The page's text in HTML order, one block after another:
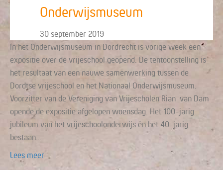
Onderwijsmuseum
30 september 2019
In het Onderwijsmuseum in Dordrecht is vorige week een
expositie over de vrijeschool geopend. De tentoonstelling is
het resultaat van een nauwe samenwerking tussen de
Dordtse vrijeschool en het Nationaal Onderwijsmuseum.
Voorzitter van de Vereniging van Vrijescholen Rian van Dam
opende de expositie afgelopen woensdag. Het 100-jarig
jubileum van het vrijeschoolonderwijs én het 40-jarig
bestaan…
Lees meer